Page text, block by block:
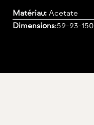
Matériau: Acetate
Dimensions:52-23-150